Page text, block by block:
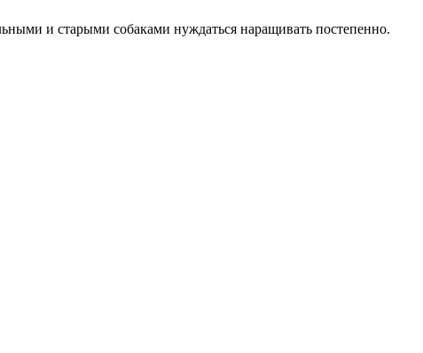
и старыми собаками нуждаться наращивать постепенно.